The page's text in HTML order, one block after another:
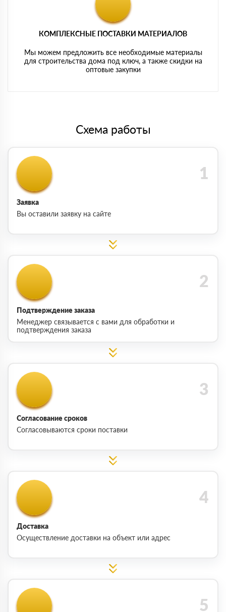
КОМПЛЕКСНЫЕ ПОСТАВКИ МАТЕРИАЛОВ
Мы можем предложить все необходимые материалы
для строительства дома под ключ, а также скидки на
оптовые закупки
Схема работы
Заявка
Вы оставили заявку на сайте
Подтверждение заказа
Менеджер связывается с вами для обработки и
подтверждения заказа
Согласование сроков
Согласовываются сроки поставки
Доставка
Осуществление доставки на объект или адрес